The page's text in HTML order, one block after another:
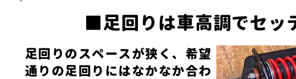
■足回りは車高調でセッ
足回りのスペースが狭く、希望
通りの足回りにはなかなか合わ